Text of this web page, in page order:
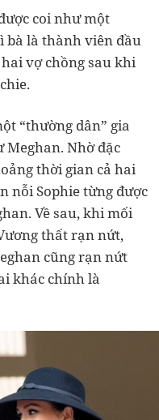
coi như một
bà là thành viên đầu
vợ chồng sau khi
“thường dân” gia
Meghan. Nhờ đặc
thời gian cả hai
nỗi Sophie từng được
Về sau, khi mối
thất rạn nứt,
cũng rạn nứt
khác chính là